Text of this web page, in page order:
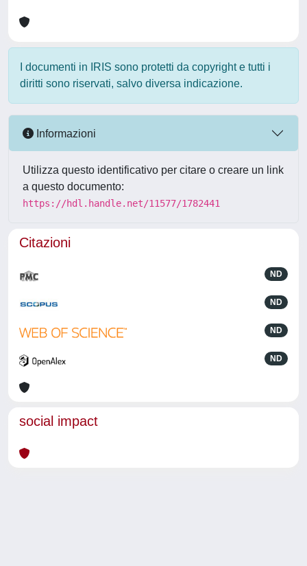
I documenti in IRIS sono protetti da copyright e tutti i
diritti sono riservati, salvo diversa indicazione.
Informazioni
Utilizza questo identificativo per citare o creare un link
a questo documento:
https://hdl.handle.net/11577/1782441
Citazioni
ND
ND
ND
ND
social impact